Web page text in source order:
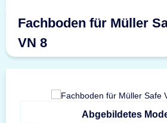
Fachboden für Müller
VN 8
Abgebildetes